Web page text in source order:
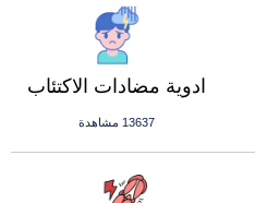
ادوية مضادات الاكتئاب
13637 مشاهدة